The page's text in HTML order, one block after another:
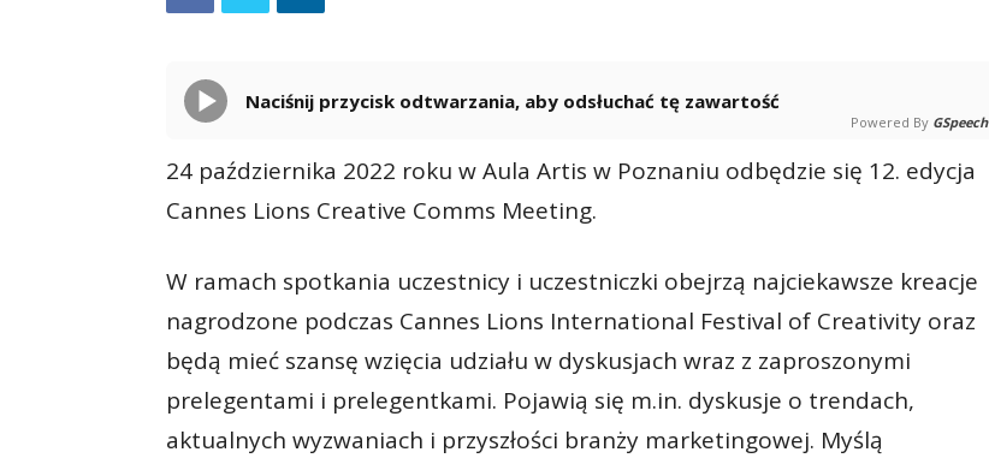
Naciśnij przycisk odtwarzania, aby odsłuchać tę zawartość
Powered By GSpeech
24 października 2022 roku w Aula Artis w Poznaniu odbędzie się 12. edycja
Cannes Lions Creative Comms Meeting.
W ramach spotkania uczestnicy i uczestniczki obejrzą najciekawsze kreacje
nagrodzone podczas Cannes Lions International Festival of Creativity oraz
będą mieć szansę wzięcia udziału w dyskusjach wraz z zaproszonymi
prelegentami i prelegentkami. Pojawią się m.in. dyskusje o trendach,
aktualnych wyzwaniach i przyszłości branży marketingowej. Myślą